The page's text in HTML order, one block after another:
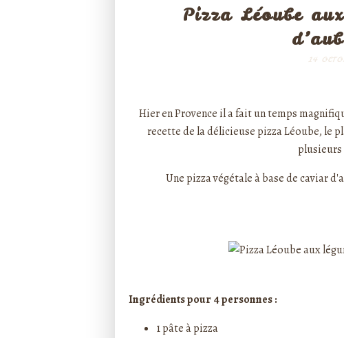
Pizza Léoube
14
Hier en Provence il a fait un temps
recette de la délicieuse pizza Léoube, le
Une pizza végétale à base de caviar
Ingrédients pour 4 personnes :
1pâte à pizza